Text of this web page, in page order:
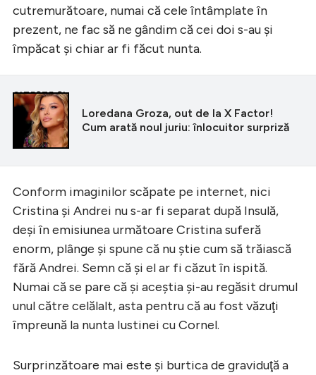
cutremurătoare, numai că cele întâmplate în
prezent, ne fac să ne gândim că cei doi s-au şi
împăcat şi chiar ar fi făcut nunta.
CITEȘTE ȘI
Loredana Groza, out de la X Factor!
Cum arată noul juriu: înlocuitor surpriză
Conform imaginilor scăpate pe internet, nici
Cristina şi Andrei nu s-ar fi separat după Insulă,
deşi în emisiunea următoare Cristina suferă
enorm, plânge şi spune că nu ştie cum să trăiască
fără Andrei. Semn că şi el ar fi căzut în ispită.
Numai că se pare că şi aceştia şi-au regăsit drumul
unul către celălalt, asta pentru că au fost văzuţi
împreună la nunta Iustinei cu Cornel.
Surprinzătoare mai este şi burtica de graviduţă a